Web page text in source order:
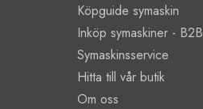
Köpguide symaskin
Inköp symaskiner - B2B
Symaskinsservice
Hitta till vår butik
Om oss